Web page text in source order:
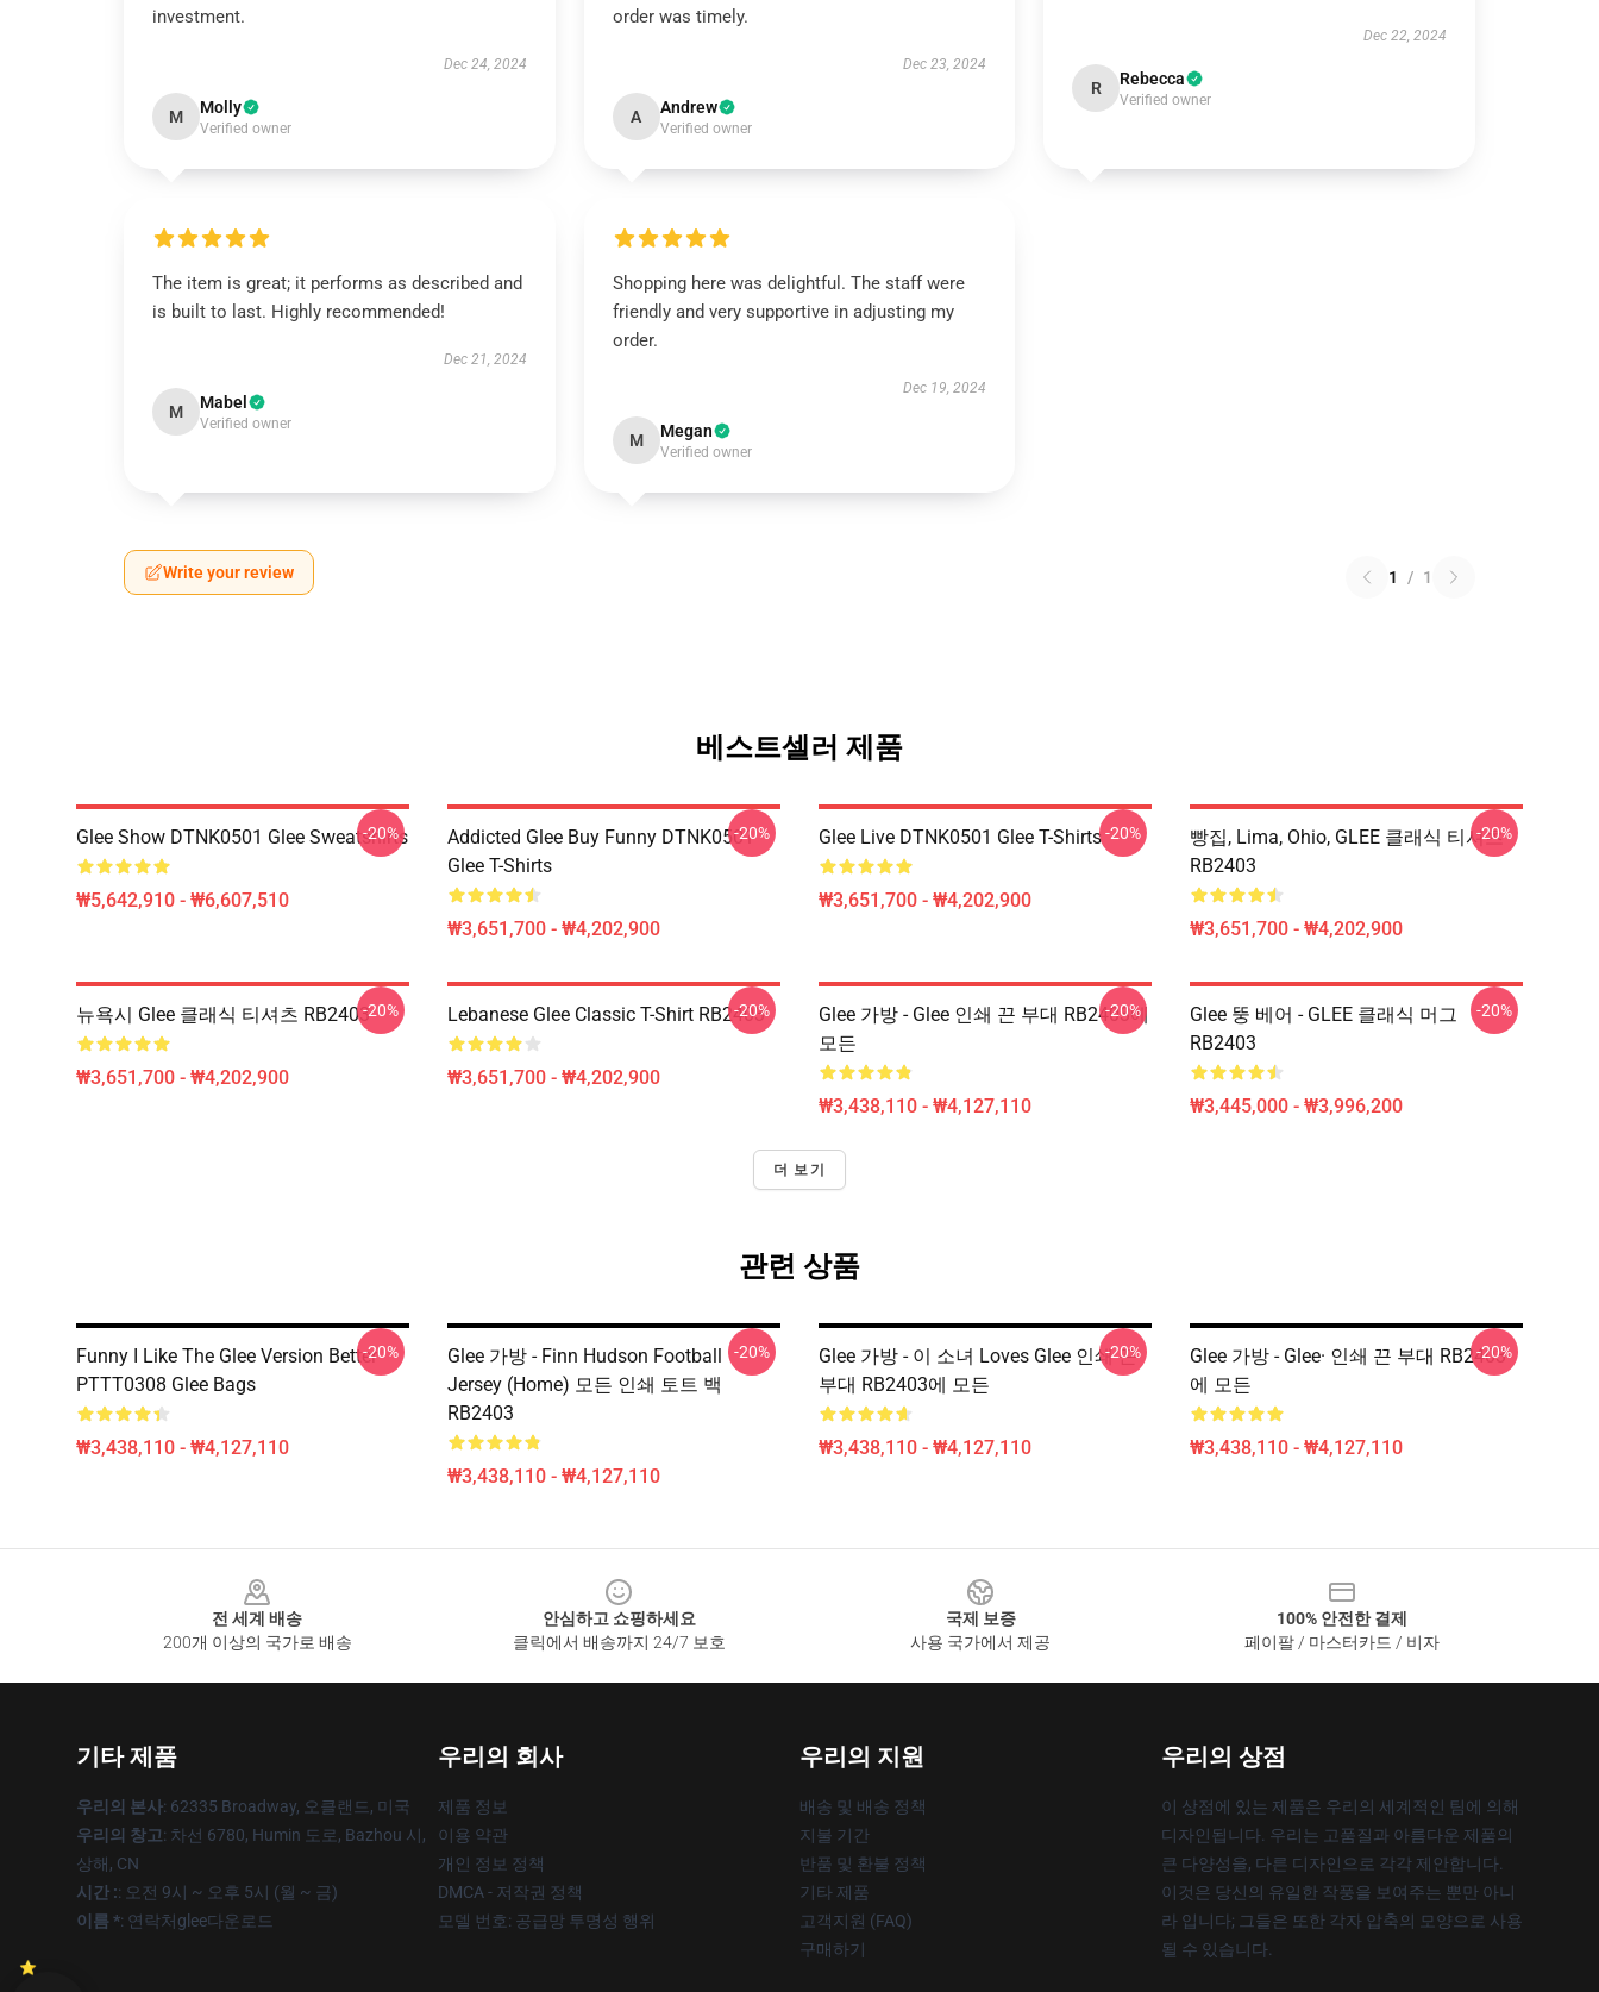
investment.
Dec 24, 2024
M Molly
Verified owner
order was timely.
Dec 23, 2024
A Andrew
Verified owner
Dec 22, 2024
R Rebecca
Verified owner
The item is great; it performs as described and
is built to last. Highly recommended!
Dec 21, 2024
M Mabel
Verified owner
Shopping here was delightful. The staff were
friendly and very supportive in adjusting my
order.
Dec 19, 2024
M Megan
Verified owner
Write your review 1 / 1
베스트셀러 제품
Glee Show DTNK0501 Glee Sweatshirts
₩5,642,910 - ₩6,607,510
-20%
Addicted Glee Buy Funny DTNK0501
Glee T-Shirts
₩3,651,700 - ₩4,202,900
-20% Glee Live DTNK0501 Glee T-Shirts
₩3,651,700 - ₩4,202,900
-20%
빵집, Lima, Ohio, GLEE 클래식 티셔츠
RB2403
₩3,651,700 - ₩4,202,900
-20%
뉴욕시 Glee 클래식 티셔츠 RB2403
₩3,651,700 - ₩4,202,900
-20% Lebanese Glee Classic T-Shirt RB2403
₩3,651,700 - ₩4,202,900
-20%
Glee 가방 - Glee 인쇄 끈 부대 RB2403에
모든
₩3,438,110 - ₩4,127,110
-20%
Glee 뚱 베어 - GLEE 클래식 머그
RB2403
₩3,445,000 - ₩3,996,200
-20%
더 보기
관련 상품
Funny I Like The Glee Version Better
PTTT0308 Glee Bags
₩3,438,110 - ₩4,127,110
-20%
Glee 가방 - Finn Hudson Football
Jersey (Home) 모든 인쇄 토트 백
RB2403
₩3,438,110 - ₩4,127,110
-20%
Glee 가방 - 이 소녀 Loves Glee 인쇄 끈
부대 RB2403에 모든
₩3,438,110 - ₩4,127,110
-20%
Glee 가방 - Glee· 인쇄 끈 부대 RB2403
에 모든
₩3,438,110 - ₩4,127,110
-20%
전 세계 배송
200개 이상의 국가로 배송
안심하고 쇼핑하세요
클릭에서 배송까지 24/7 보호
국제 보증
사용 국가에서 제공
100% 안전한 결제
페이팔 / 마스터카드 / 비자
기타 제품
우리의 본사: 62335 Broadway, 오클랜드, 미국
우리의 창고: 차선 6780, Humin 도로, Bazhou 시,
상해, CN
시간 :: 오전 9시 ~ 오후 5시 (월 ~ 금)
이름 *: 연락처glee다운로드
우리의 회사
제품 정보
이용 약관
개인 정보 정책
DMCA - 저작권 정책
모델 번호: 공급망 투명성 행위
우리의 지원
배송 및 배송 정책
지불 기간
반품 및 환불 정책
기타 제품
고객지원 (FAQ)
구매하기
우리의 상점
이 상점에 있는 제품은 우리의 세계적인 팀에 의해
디자인됩니다. 우리는 고품질과 아름다운 제품의
큰 다양성을, 다른 디자인으로 각각 제안합니다.
이것은 당신의 유일한 작풍을 보여주는 뿐만 아니
라 입니다; 그들은 또한 각자 압축의 모양으로 사용
될 수 있습니다.